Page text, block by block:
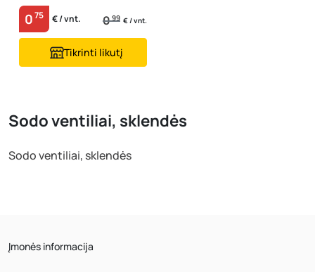
075 € / vnt. 099 € / vnt.
Tikrinti likutį
Sodo ventiliai, sklendės
Sodo ventiliai, sklendės
Įmonės informacija